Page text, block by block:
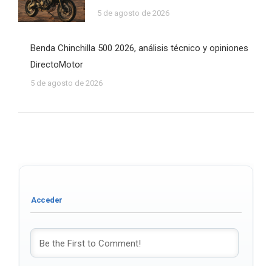
5 de agosto de 2026
Benda Chinchilla 500 2026, análisis técnico y opiniones
DirectoMotor
5 de agosto de 2026